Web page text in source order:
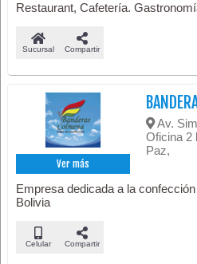
Restaurant, Cafetería.
Sucursal Compartir
Ver más
Av.
Oficina 2
Paz,
Empresa dedicada a la
Bolivia
Celular Compartir